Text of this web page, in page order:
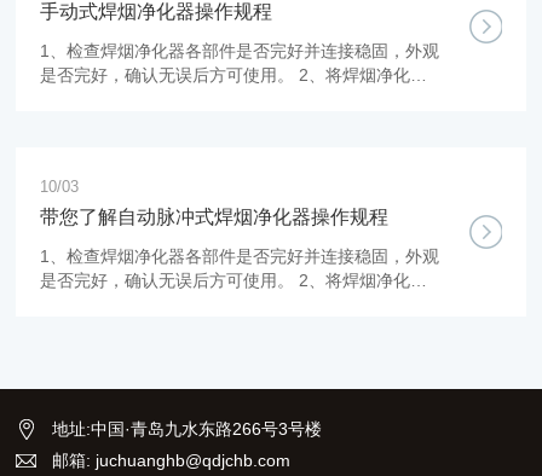
手动式焊烟净化器操作规程
1、检查焊烟净化器各部件是否完好并连接稳固，外观
是否完好，确认无误后方可使用。 2、将焊烟净化器
10/03
带您了解自动脉冲式焊烟净化器操作规程
1、检查焊烟净化器各部件是否完好并连接稳固，外观
是否完好，确认无误后方可使用。 2、将焊烟净化器
地址:中国·青岛九水东路266号3号楼
邮箱: juchuanghb@qdjchb.com